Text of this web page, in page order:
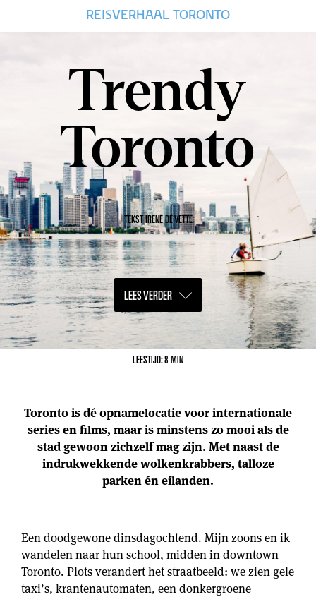
REISVERHAAL TORONTO
Trendy
Toronto
TEKST IRENE DE VETTE
LEES VERDER
LEESTIJD: 8 MIN
Toronto is dé opnamelocatie voor internationale
series en films, maar is minstens zo mooi als de
stad gewoon zichzelf mag zijn. Met naast de
indrukwekkende wolkenkrabbers, talloze
parken én eilanden.
Een doodgewone dinsdagochtend. Mijn zoons en ik
wandelen naar hun school, midden in downtown
Toronto. Plots verandert het straatbeeld: we zien gele
taxi’s, krantenautomaten, een donkergroene